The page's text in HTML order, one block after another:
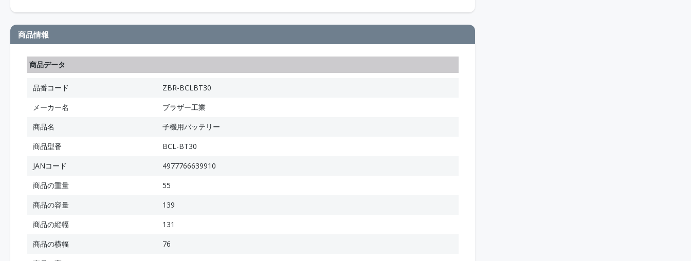
商品情報
商品データ
品番コード
ZBR-BCLBT30
メーカー名
ブラザー工業
商品名
子機用バッテリー
商品型番
BCL-BT30
JANコード
4977766639910
商品の重量
55
商品の容量
139
商品の縦幅
131
商品の横幅
76